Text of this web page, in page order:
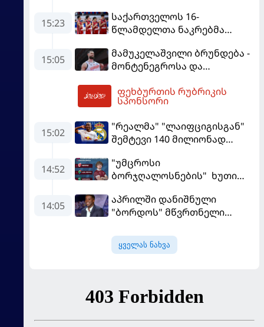
15:23
საქართველოს 16-
წლამდელთა ნაკრებმა
მარცხით გახსნა
15:05
მამუკელაშვილი ბრუნდება -
მონტენეგროსა და
მატჩებისთვის საქართველო
მზადებას 15
ფეხბურთის რუბრიკის
სპონსორი
15:02
"რეალმა" "ლაიფციგისგან"
შემტევი 140 მილიონად
14:52
"უმცროსი
ბორჯღალოსნების" ხუთი
14:05
აპრილში დანიშნული
"ბორდოს" მწვრთნელი
ყველას ნახვა